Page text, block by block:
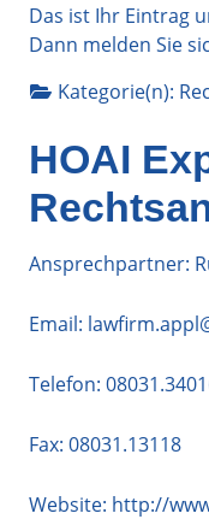
Das ist Ihr Eintrag
Dann melden Sie
Kategorie(n):
HOAI
Ansprechpartner:
Email:
Telefon:
Fax: 08031.13118
Website: http://